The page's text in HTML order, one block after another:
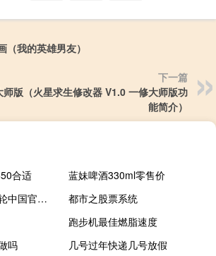
（我的英雄男友）
下一篇
版（火星求生修改器 V1.0 一修大师版功
能简介）
合适
蓝妹啤酒330ml零售价
皇家加勒比国际游轮中国官方网站
都市之股票系统
跑步机最佳燃脂速度
吗
几号过年快递几号放假